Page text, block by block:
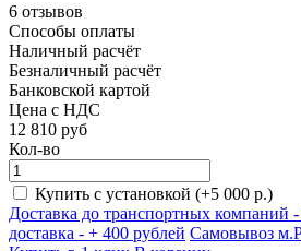
6 отзывов
Способы оплаты
Наличный расчёт
Безналичный расчёт
Банковской картой
Цена с НДС
12 810 руб
Кол-во
Купить с установкой (+5 000 р.)
Доставка до транспортных компаний -
доставка - + 400 рублей Самовывоз